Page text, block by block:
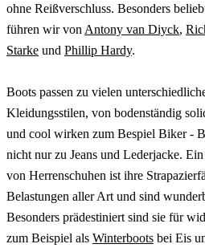
ohne Reißverschluss. Besonders
führen wir von Antony van Diyck,
Starke und Phillip Hardy.
Boots passen zu vielen
Kleidungsstilen, von bodenständig
und cool wirken zum Bespiel Biker -
nicht nur zu Jeans und Lederjacke.
von Herrenschuhen ist ihre
Belastungen aller Art und sind
Besonders prädestiniert sind sie für
zum Beispiel als Winterboots bei Eis